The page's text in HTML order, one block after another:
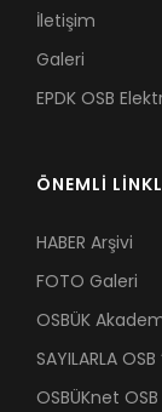
İletişim
Galeri
EPDK OSB
ÖNEMLİ
HABER Arşivi
FOTO Galeri
OSBÜK
SAYILARLA OSB
OSBÜKnet